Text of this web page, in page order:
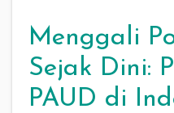
Menggali
Sejak Dini:
PAUD di